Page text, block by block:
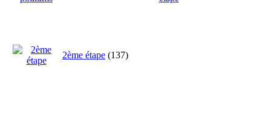
2ème étape (137)